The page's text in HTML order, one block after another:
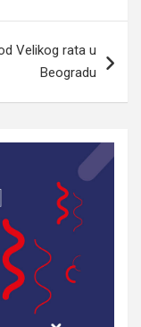
Velikog rata u
Beogradu